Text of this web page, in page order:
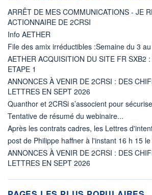
ARRÊT DE MES COMMUNICATIONS - JE
ACTIONNAIRE DE 2CRSI
Info AETHER
File des amix irréductibles :Semaine du 3
AETHER ACQUISITION DU SITE FR SXB2
ETAPE 1
ANNONCES À VENIR DE 2CRSI : DES
LETTRES EN SEPT 2026
Quanthor et 2CRSi s’associent pour
Tentative de résumé du webinaire...
Après les contrats cadres, les Lettres
post de Philippe haffner à l'instant 16 h 15
ANNONCES À VENIR DE 2CRSI : DES
LETTRES EN SEPT 2026